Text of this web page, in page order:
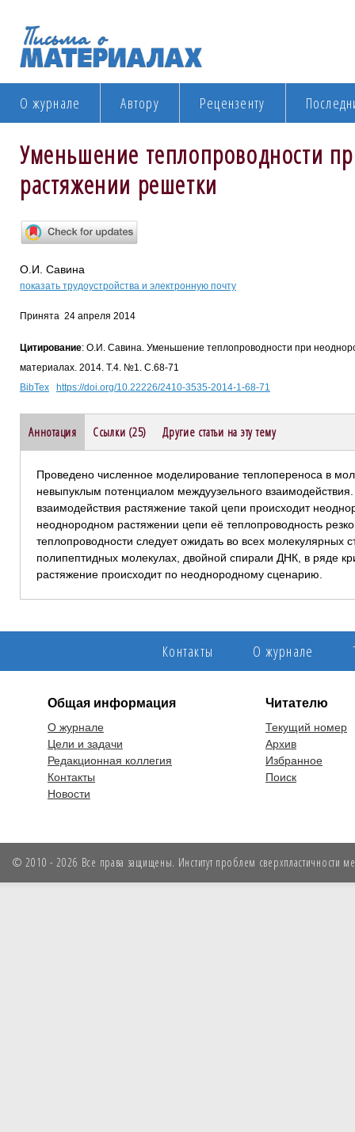
О журнале Автору Рецензенту
Уменьшение теплопроводности
растяжении решетки
О.И. Савина
показать трудоустройства и электронную почту
Принята 24 апреля 2014
Цитирование: О.И. Савина. Уменьшение теплопроводности при
материалах. 2014. Т.4. №1. С.68-71
BibTex
https://doi.org/10.22226/2410-3535-2014-1-68-71
Аннотация Ссылки (25) Другие статьи на эту тему
Проведено численное моделирование теплопереноса в
невыпуклым потенциалом междуузельного
взаимодействия растяжение такой цепи происходит
неоднородном растяжении цепи её теплопроводность
теплопроводности следует ожидать во всех молекулярных
полипептидных молекулах, двойной спирали ДНК, в ряде
растяжение происходит по неоднородному сценарию.
Контакты О журнале
Общая информация
О журнале
Цели и задачи
Редакционная коллегия
Контакты
Новости
Читателю
Текущий номер
Архив
Избранное
Поиск
© 2010 - 2026 Все права защищены. Институт проблем сверхпластичности